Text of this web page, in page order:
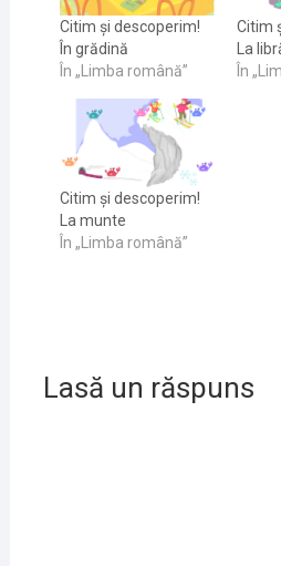
Citim și descoperim!
În grădină
În „Limba română”
Citim
La
În
Citim și descoperim!
La munte
În „Limba română”
Lasă un răspuns